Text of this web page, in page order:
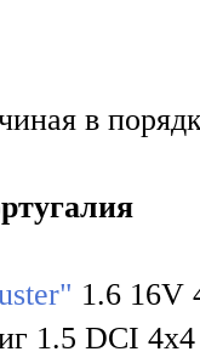
в
1.6 16V
1.5 DCI